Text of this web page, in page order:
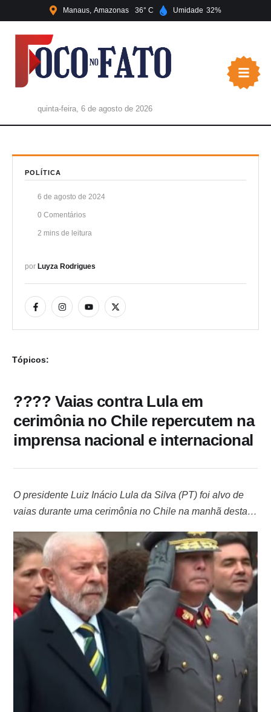
Manaus Amazonas 36 Umidade 32
quinta-feira, 6 de agosto de 2026
POLÍTICA
6 de agosto de 2024
0 Comentários
2 mins de leitura
por Luyza Rodrigues
Tópicos:
???? Vaias contra Lula em
cerimônia no Chile repercutem na
imprensa nacional e internacional
O presidente Luiz Inácio Lula da Silva (PT) foi alvo de
vaias durante uma cerimônia no Chile na manhã desta
Cidadania, onde o líder brasileiro estava para depositar
flores no monumento ao Libertador Bernardo
O’Higgins.Quando o locutor anunciou a presença de
Lula, pessoas presentes nas imediações reagiram …